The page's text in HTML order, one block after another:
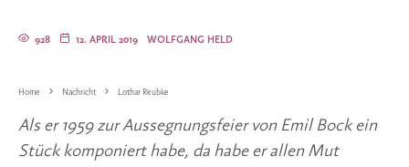
WOLFGANG HELD
12. APRIL 2019
928
Home Nachricht Lothar Reubke
Als er 1959 zur Aussegnungsfeier von Emil Bock ein
Stück komponiert habe, da habe er allen Mut